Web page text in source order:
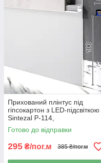
Прихований плінтус під
гіпсокартон з LED-підсвіткою
Sintezal P-114,
100х15х2500мм. Без
покриття.
Готово до відправки
295 ₴/пог.м 385 ₴/пог.м